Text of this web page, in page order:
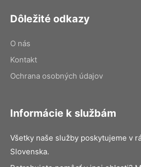
Dôležité odkazy
O nás
Kontakt
Ochrana osobných údajov
Informácie k službám
Všetky naše služby poskytujeme v
Slovenska.